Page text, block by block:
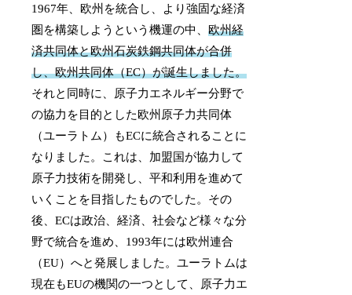
1967年、欧州を統合し、より強固な経済
圏を構築しようという機運の中、欧州経
済共同体と欧州石炭鉄鋼共同体が合併
し、欧州共同体（EC）が誕生しました。
それと同時に、原子力エネルギー分野で
の協力を目的とした欧州原子力共同体
（ユーラトム）もECに統合されることに
なりました。これは、加盟国が協力して
原子力技術を開発し、平和利用を進めて
いくことを目指したものでした。その
後、ECは政治、経済、社会など様々な分
野で統合を進め、1993年には欧州連合
（EU）へと発展しました。ユーラトムは
現在もEUの機関の一つとして、原子力エ